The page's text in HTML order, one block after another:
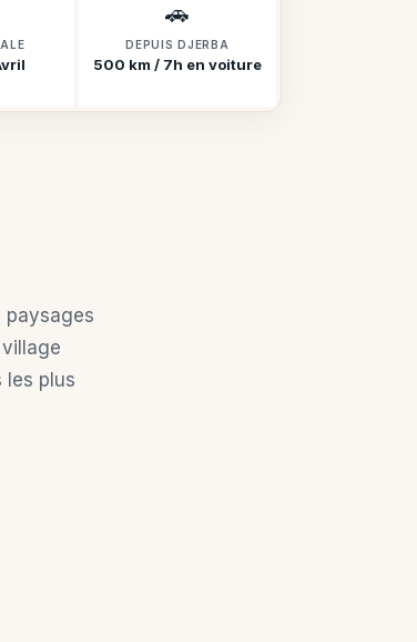
🚗
DEPUIS DJERBA
500 km / 7h en voiture
paysages
les plus